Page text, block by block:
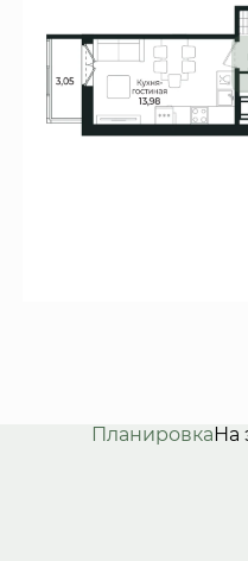
ПланировкаНа